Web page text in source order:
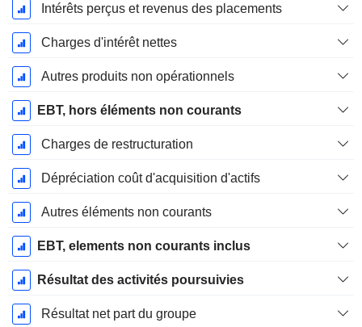
Intérêts perçus et revenus des placements
Charges d'intérêt nettes
Autres produits non opérationnels
EBT, hors éléments non courants
Charges de restructuration
Dépréciation coût d'acquisition d'actifs
Autres éléments non courants
EBT, elements non courants inclus
Résultat des activités poursuivies
Résultat net part du groupe